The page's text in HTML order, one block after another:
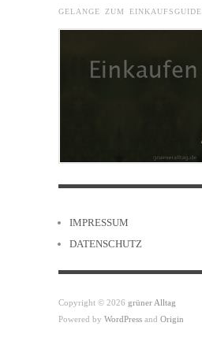
GELANGE ZUM EINKAUFSGUIDE
IMPRESSUM
DATENSCHUTZ
Copyright © 2026 grüner Alltag
Powered by WordPress and Origin